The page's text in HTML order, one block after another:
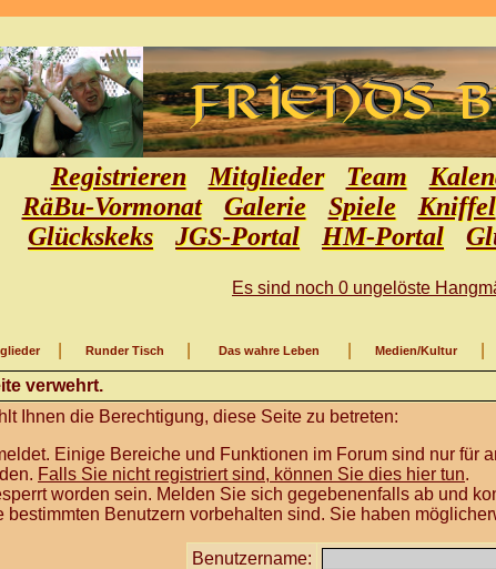
Registrieren Mitglieder Team
RäBu-Vormonat
Galerie Spiele Kniffel
Glückskeks
JGS-Portal HM-Portal
Es sind noch 0 ungelöste
Runder Tisch Das wahre Leben Medien/Kultur
verwehrt.
Ihnen die Berechtigung, diese Seite zu betreten:
Einige Bereiche und Funktionen im Forum sind nur
Falls Sie nicht registriert sind, können Sie dies hier tun.
worden sein. Melden Sie sich gegebenenfalls ab und
bestimmten Benutzern vorbehalten sind. Sie haben
Benutzername: